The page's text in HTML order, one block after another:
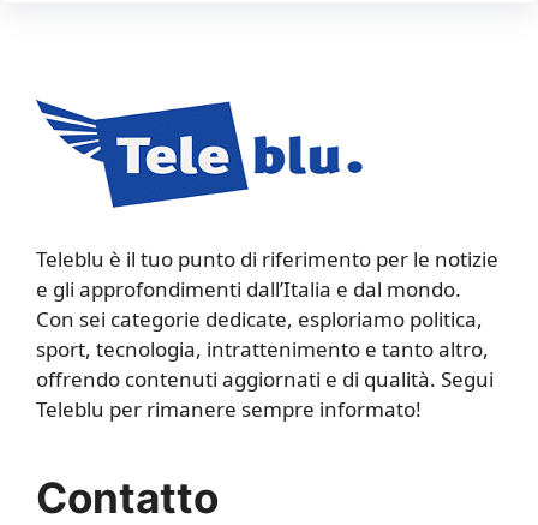
Teleblu è il tuo punto di riferimento per le notizie
e gli approfondimenti dall’Italia e dal mondo.
Con sei categorie dedicate, esploriamo politica,
sport, tecnologia, intrattenimento e tanto altro,
offrendo contenuti aggiornati e di qualità. Segui
Teleblu per rimanere sempre informato!
Contatto